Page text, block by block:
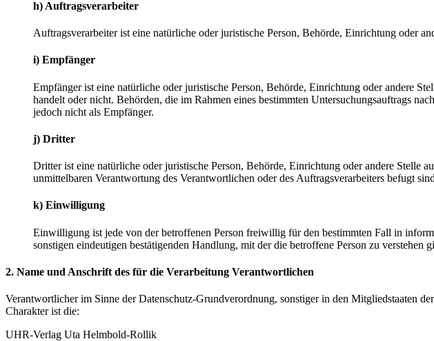
h) Auftragsverarbeiter
Auftragsverarbeiter ist eine natürliche oder juristische Person, Behörde, Einrichtung oder
i) Empfänger
Empfänger ist eine natürliche oder juristische Person, Behörde, Einrichtung oder andere
handelt oder nicht. Behörden, die im Rahmen eines bestimmten Untersuchungsauftrags
jedoch nicht als Empfänger.
j) Dritter
Dritter ist eine natürliche oder juristische Person, Behörde, Einrichtung oder andere Stelle
unmittelbaren Verantwortung des Verantwortlichen oder des Auftragsverarbeiters befugt
k) Einwilligung
Einwilligung ist jede von der betroffenen Person freiwillig für den bestimmten Fall in
sonstigen eindeutigen bestätigenden Handlung, mit der die betroffene Person zu verstehen
2. Name und Anschrift des für die Verarbeitung Verantwortlichen
Verantwortlicher im Sinne der Datenschutz-Grundverordnung, sonstiger in den Mitgliedstaaten
Charakter ist die:
UHR-Verlag Uta Helmbold-Rollik